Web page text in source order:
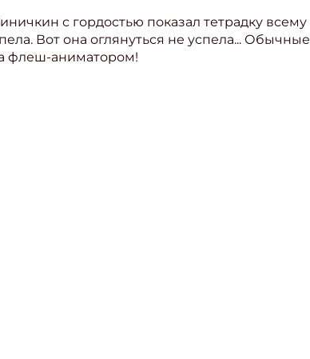
с гордостью показал тетрадку всему
Вот она оглянуться не успела... Обычные
флеш-аниматором!